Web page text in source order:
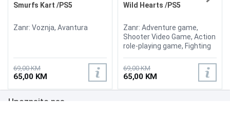
Smurfs Kart /PS5
Zanr: Voznja, Avantura
69,00 KM
65,00 KM
Wild Hearts /PS5
Zanr: Adventure game,
Shooter Video Game, Action
role-playing game, Fighting
69,00 KM
65,00 KM
Upoznajte nas